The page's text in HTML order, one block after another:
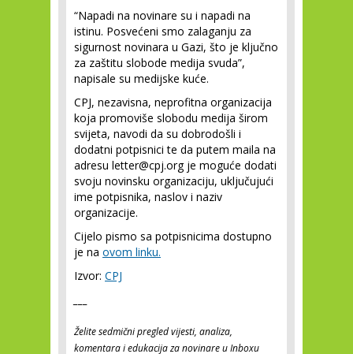
“Napadi na novinare su i napadi na
istinu. Posvećeni smo zalaganju za
sigurnost novinara u Gazi, što je ključno
za zaštitu slobode medija svuda”,
napisale su medijske kuće.
CPJ, nezavisna, neprofitna organizacija
koja promoviše slobodu medija širom
svijeta, navodi da su dobrodošli i
dodatni potpisnici te da putem maila na
adresu letter@cpj.org je moguće dodati
svoju novinsku organizaciju, uključujući
ime potpisnika, naslov i naziv
organizacije.
Cijelo pismo sa potpisnicima dostupno
je na ovom linku.
Izvor: CPJ
Želite sedmični pregled vijesti, analiza,
komentara i edukacija za novinare u Inboxu